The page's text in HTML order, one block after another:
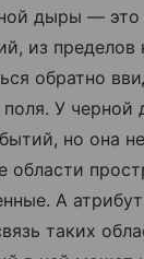
дыры — это
из пределов
обратно
поля. У черной
но она
области
А
таких